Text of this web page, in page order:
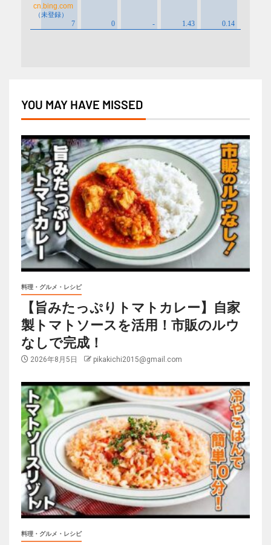
YOU MAY HAVE MISSED
料理・グルメ・レシピ
【旨みたっぷりトマトカレー】自家
製トマトソースを活用！市販のルウ
なしで完成！
2026年8月5日 pikakichi2015@gmail.com
料理・グルメ・レシピ